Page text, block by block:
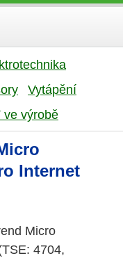
Vytápění
ve výrobě
Internet
Micro
4704,